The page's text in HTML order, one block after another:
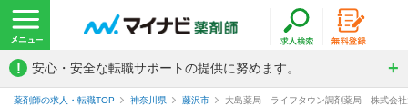
! 安心・安全な転職サポートの提供に努めます。
薬剤師の求人・転職TOP 神奈川県 藤沢市 大島薬局 ライフタウン調剤薬局 株式会社